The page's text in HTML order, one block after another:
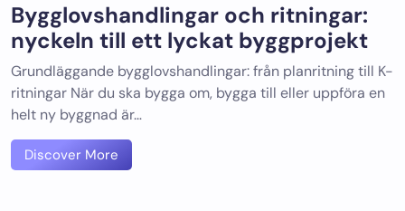
Bygglovshandlingar och ritningar:
nyckeln till ett lyckat byggprojekt
Grundläggande bygglovshandlingar: från planritning till K-
ritningar När du ska bygga om, bygga till eller uppföra en
helt ny byggnad är…
Discover More